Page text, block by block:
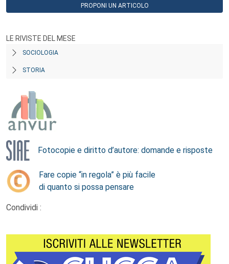
PROPONI UN ARTICOLO
LE RIVISTE DEL MESE
SOCIOLOGIA
STORIA
Fotocopie e diritto d’autore: domande e risposte
Fare copie “in regola” è più facile
di quanto si possa pensare
Condividi :